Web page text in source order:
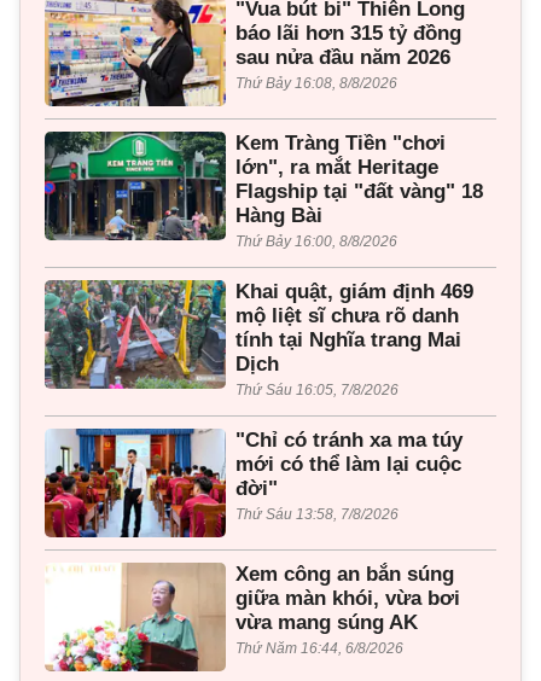
"Vua bút bi" Thiên Long
báo lãi hơn 315 tỷ đồng
sau nửa đầu năm 2026
Thứ Bảy 16:08, 8/8/2026
Kem Tràng Tiền "chơi
lớn", ra mắt Heritage
Flagship tại "đất vàng" 18
Hàng Bài
Thứ Bảy 16:00, 8/8/2026
Khai quật, giám định 469
mộ liệt sĩ chưa rõ danh
tính tại Nghĩa trang Mai
Dịch
Thứ Sáu 16:05, 7/8/2026
"Chỉ có tránh xa ma túy
mới có thể làm lại cuộc
đời"
Thứ Sáu 13:58, 7/8/2026
Xem công an bắn súng
giữa màn khói, vừa bơi
vừa mang súng AK
Thứ Năm 16:44, 6/8/2026